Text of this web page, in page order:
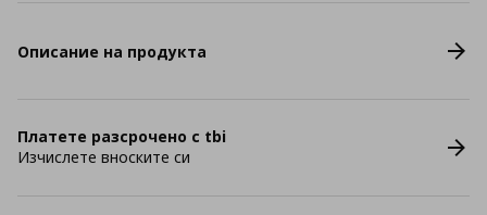
Описание на продукта
Платете разсрочено с tbi
Изчислете вноските си